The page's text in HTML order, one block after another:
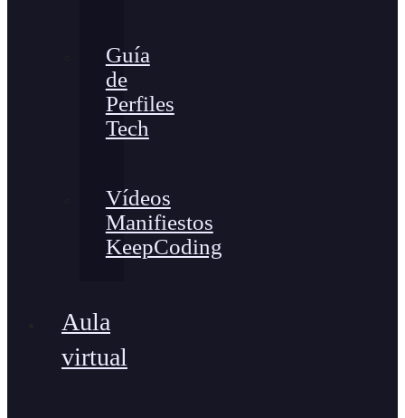
Guía
de
Perfiles
Tech
Vídeos
Manifiestos
KeepCoding
Aula
virtual